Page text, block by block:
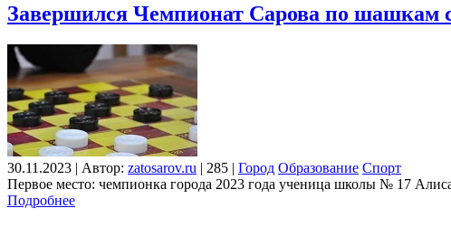
Завершился Чемпионат Сарова по шашкам
30.11.2023 | Автор: zatosarov.ru | 285 | Город Образование Спорт
Первое место: чемпионка города 2023 года ученица школы № 17
Подробнее